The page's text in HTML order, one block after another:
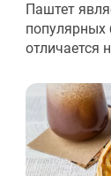
Паштет
популярных
отличается